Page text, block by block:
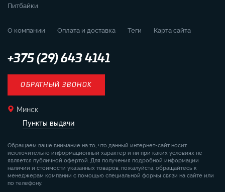
Питбайки
О компании Оплата и доставка Теги Карта сайта
+375 (29) 643 4141
ОБРАТНЫЙ ЗВОНОК
Минск
Пункты выдачи
Обращаем ваше внимание на то, что данный интернет-сайт носит
исключительно информационный характер и ни при каких условиях не
является публичной офертой. Для получения подробной информации
наличии и стоимости указанных товаров, пожалуйста, обращайтесь к
менеджерам компании с помощью специальной формы связи на сайте или
по телефону.